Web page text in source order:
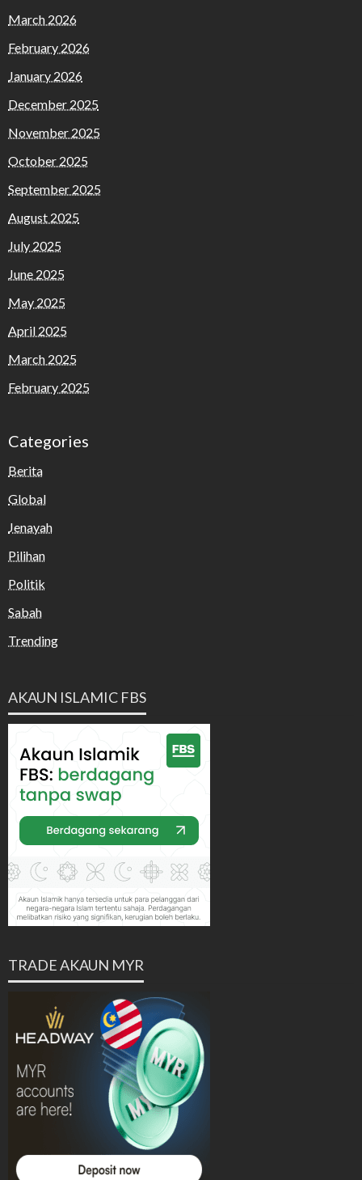
March 2026
February 2026
January 2026
December 2025
November 2025
October 2025
September 2025
August 2025
July 2025
June 2025
May 2025
April 2025
March 2025
February 2025
Categories
Berita
Global
Jenayah
Pilihan
Politik
Sabah
Trending
AKAUN ISLAMIC FBS
TRADE AKAUN MYR